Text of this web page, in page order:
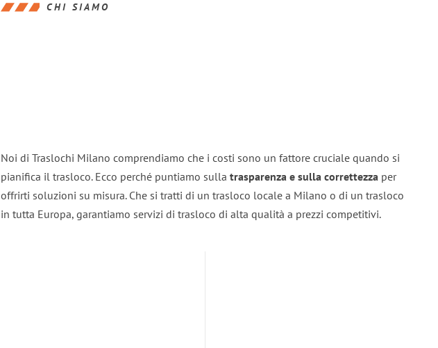
CHI SIAMO
Noi di Traslochi Milano comprendiamo che i costi sono un fattore cruciale quando si
pianifica il trasloco. Ecco perché puntiamo sulla trasparenza e sulla correttezza per
offrirti soluzioni su misura. Che si tratti di un trasloco locale a Milano o di un trasloco
in tutta Europa, garantiamo servizi di trasloco di alta qualità a prezzi competitivi.